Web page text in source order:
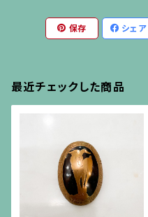
保存 シェア
最近チェックした商品